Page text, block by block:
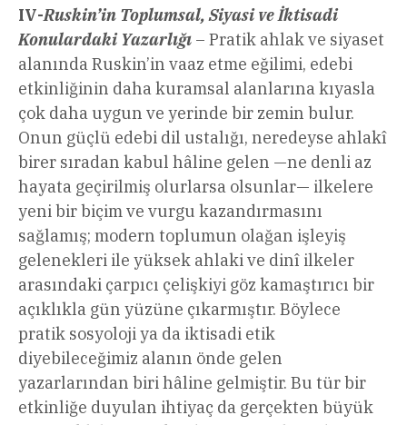
IV-Ruskin’in Toplumsal, Siyasi ve İktisadi
Konulardaki Yazarlığı – Pratik ahlak ve siyaset
alanında Ruskin’in vaaz etme eğilimi, edebi
etkinliğinin daha kuramsal alanlarına kıyasla
çok daha uygun ve yerinde bir zemin bulur.
Onun güçlü edebi dil ustalığı, neredeyse ahlakî
birer sıradan kabul hâline gelen —ne denli az
hayata geçirilmiş olurlarsa olsunlar— ilkelere
yeni bir biçim ve vurgu kazandırmasını
sağlamış; modern toplumun olağan işleyiş
gelenekleri ile yüksek ahlaki ve dinî ilkeler
arasındaki çarpıcı çelişkiyi göz kamaştırıcı bir
açıklıkla gün yüzüne çıkarmıştır. Böylece
pratik sosyoloji ya da iktisadi etik
diyebileceğimiz alanın önde gelen
yazarlarından biri hâline gelmiştir. Bu tür bir
etkinliğe duyulan ihtiyaç da gerçekten büyük